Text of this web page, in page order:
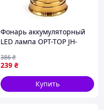
Фонарь аккумуляторный
LED лампа OPT-TOP JH-
солнечной панелью
золотистий (1756375680)
239 ₴
386₴
Купить